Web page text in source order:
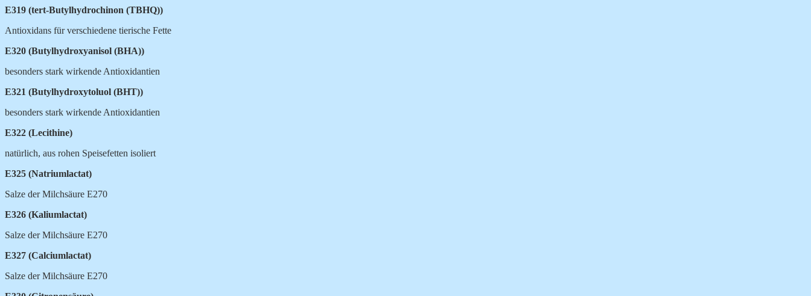
E319 (tert-Butylhydrochinon (TBHQ))
Antioxidans für verschiedene tierische Fette
E320 (Butylhydroxyanisol (BHA))
besonders stark wirkende Antioxidantien
E321 (Butylhydroxytoluol (BHT))
besonders stark wirkende Antioxidantien
E322 (Lecithine)
natürlich, aus rohen Speisefetten isoliert
E325 (Natriumlactat)
Salze der Milchsäure E270
E326 (Kaliumlactat)
Salze der Milchsäure E270
E327 (Calciumlactat)
Salze der Milchsäure E270